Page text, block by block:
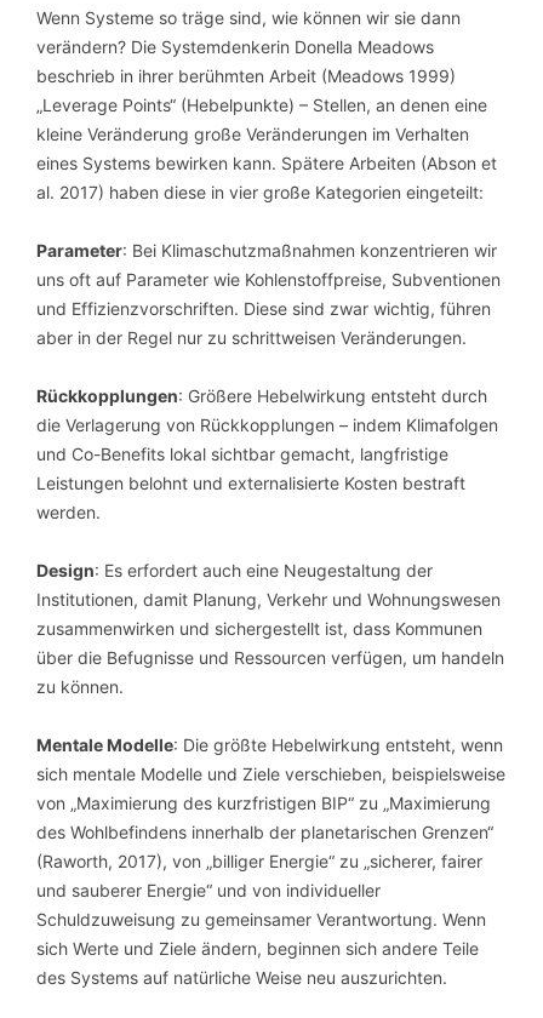
Wenn Systeme so träge sind, wie können wir sie dann
verändern? Die Systemdenkerin Donella Meadows
beschrieb in ihrer berühmten Arbeit (Meadows 1999)
„Leverage Points“ (Hebelpunkte) – Stellen, an denen eine
kleine Veränderung große Veränderungen im Verhalten
eines Systems bewirken kann. Spätere Arbeiten (Abson et
al. 2017) haben diese in vier große Kategorien eingeteilt:
Parameter: Bei Klimaschutzmaßnahmen konzentrieren wir
uns oft auf Parameter wie Kohlenstoffpreise, Subventionen
und Effizienzvorschriften. Diese sind zwar wichtig, führen
aber in der Regel nur zu schrittweisen Veränderungen.
Rückkopplungen: Größere Hebelwirkung entsteht durch
die Verlagerung von Rückkopplungen – indem Klimafolgen
und Co-Benefits lokal sichtbar gemacht, langfristige
Leistungen belohnt und externalisierte Kosten bestraft
werden.
Design: Es erfordert auch eine Neugestaltung der
Institutionen, damit Planung, Verkehr und Wohnungswesen
zusammenwirken und sichergestellt ist, dass Kommunen
über die Befugnisse und Ressourcen verfügen, um handeln
zu können.
Mentale Modelle: Die größte Hebelwirkung entsteht, wenn
sich mentale Modelle und Ziele verschieben, beispielsweise
von „Maximierung des kurzfristigen BIP“ zu „Maximierung
des Wohlbefindens innerhalb der planetarischen Grenzen“
(Raworth, 2017), von „billiger Energie“ zu „sicherer, fairer
und sauberer Energie“ und von individueller
Schuldzuweisung zu gemeinsamer Verantwortung. Wenn
sich Werte und Ziele ändern, beginnen sich andere Teile
des Systems auf natürliche Weise neu auszurichten.